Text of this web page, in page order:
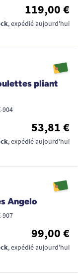
119,00 €
, expédié aujourd'hui
pliant
904
53,81 €
, expédié aujourd'hui
Angelo
907
99,00 €
, expédié aujourd'hui